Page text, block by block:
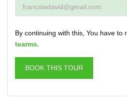
By continuing with this, You have to
tearms.
BOOK THIS TOUR